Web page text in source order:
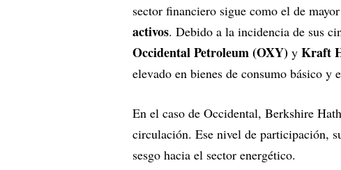
sector financiero sigue como el de
activos. Debido a la incidencia de sus
Occidental Petroleum (OXY) y Kraft
elevado en bienes de consumo básico
En el caso de Occidental, Berkshire
circulación. Ese nivel de participación,
sesgo hacia el sector energético.